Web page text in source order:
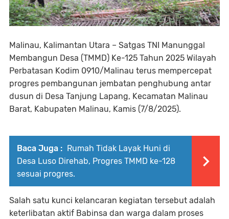
Malinau, Kalimantan Utara – Satgas TNI Manunggal
Membangun Desa (TMMD) Ke-125 Tahun 2025 Wilayah
Perbatasan Kodim 0910/Malinau terus mempercepat
progres pembangunan jembatan penghubung antar
dusun di Desa Tanjung Lapang, Kecamatan Malinau
Barat, Kabupaten Malinau, Kamis (7/8/2025).
Baca Juga : Rumah Tidak Layak Huni di
Desa Luso Direhab, Progres TMMD ke-128
sesuai progres.
Salah satu kunci kelancaran kegiatan tersebut adalah
keterlibatan aktif Babinsa dan warga dalam proses